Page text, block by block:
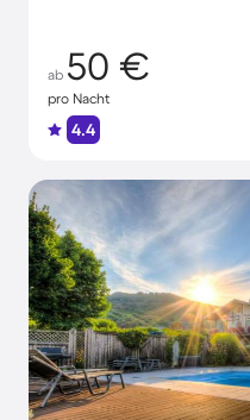
ab 50 €
pro Nacht
4.4